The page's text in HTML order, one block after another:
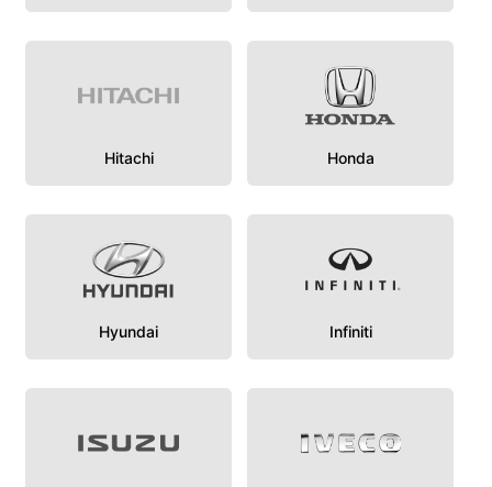
Hitachi Honda
Hyundai Infiniti